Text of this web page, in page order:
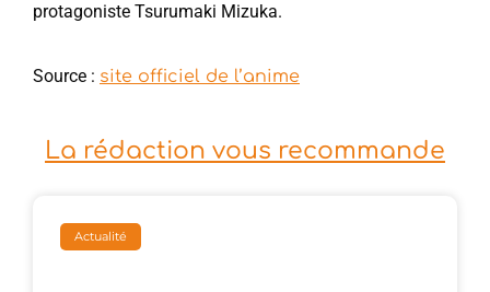
protagoniste Tsurumaki Mizuka.
Source : site officiel de l’anime
La rédaction vous recommande
Actualité